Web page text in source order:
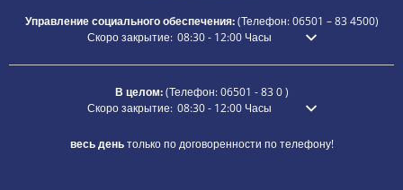
Управление социального обеспечения:(Телефон:06501 – 834500)
Нажмите, чтобы скрыть дополнительное время открытия
Скоро закрытие: 08:30-12:00Часы С 8:30 до 12:00
В целом:(Телефон:06501 - 83 0)
Нажмите, чтобы скрыть дополнительное время открытия
Скоро закрытие: 08:30-12:00Часы С 8:30 до 12:00
весь деньтолько по договоренности по телефону!